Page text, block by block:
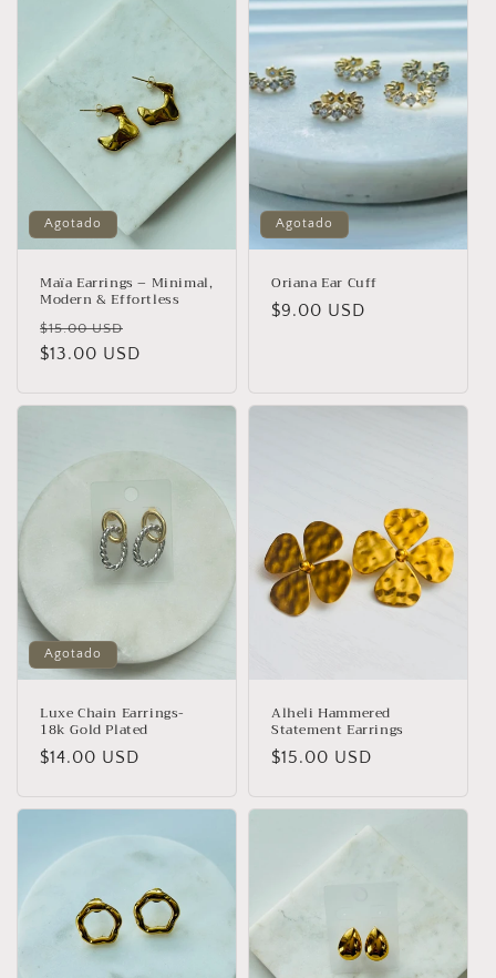
Agotado
Maïa Earrings – Minimal,
Modern & Effortless
Precio
habitual
$15.00 USD
de
$13.00 USD
Agotado
Oriana Ear Cuff
Precio
$9.00 USD
Agotado
Luxe Chain Earrings-
18k Gold Plated
Precio
$14.00 USD
Alheli Hammered
Statement Earrings
Precio
$15.00 USD